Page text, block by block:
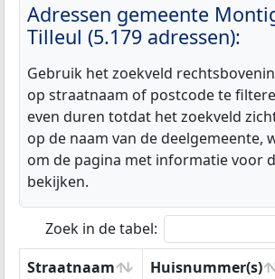
Adressen gemeente
Tilleul (5.179 adressen):
Gebruik het zoekveld
op straatnaam of postcode te
even duren totdat het zoekveld
op de naam van de deelgemeente,
om de pagina met informatie voor
bekijken.
Zoek in de tabel:
Straatnaam
Huisnummer(s)